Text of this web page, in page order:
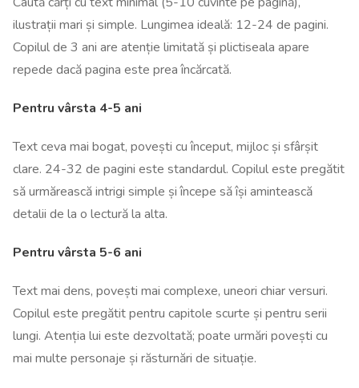
ilustrații mari și simple. Lungimea ideală: 12-24 de pagini.
Copilul de 3 ani are atenție limitată și plictiseala apare
repede dacă pagina este prea încărcată.
Pentru vârsta 4-5 ani
Text ceva mai bogat, povești cu început, mijloc și sfârșit
clare. 24-32 de pagini este standardul. Copilul este pregătit
să urmărească intrigi simple și începe să își amintească
detalii de la o lectură la alta.
Pentru vârsta 5-6 ani
Text mai dens, povești mai complexe, uneori chiar versuri.
Copilul este pregătit pentru capitole scurte și pentru serii
lungi. Atenția lui este dezvoltată; poate urmări povești cu
mai multe personaje și răsturnări de situație.